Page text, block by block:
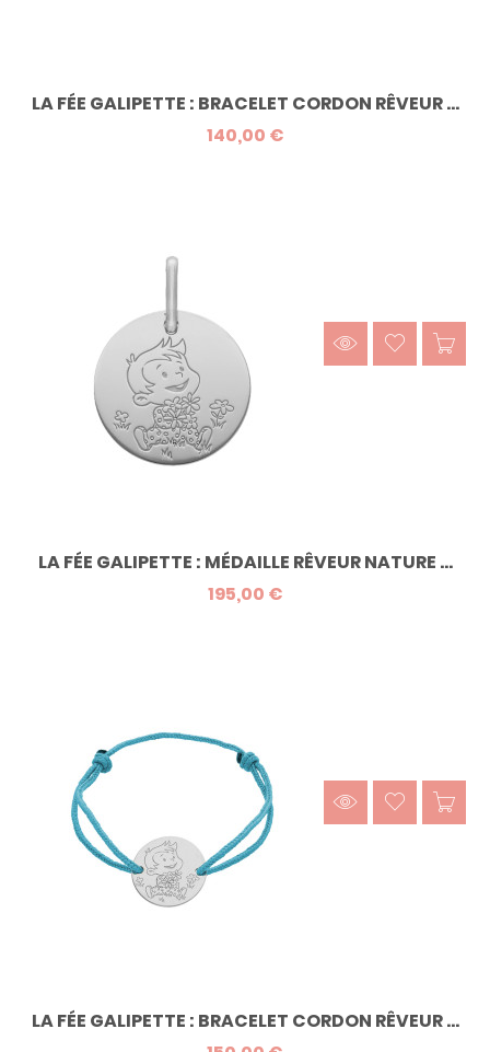
LA FÉE GALIPETTE : BRACELET CORDON RÊVEUR ...
140,00 €
LA FÉE GALIPETTE : MÉDAILLE RÊVEUR NATURE ...
195,00 €
LA FÉE GALIPETTE : BRACELET CORDON RÊVEUR ...